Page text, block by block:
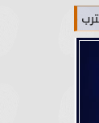
جواو كانسيلو